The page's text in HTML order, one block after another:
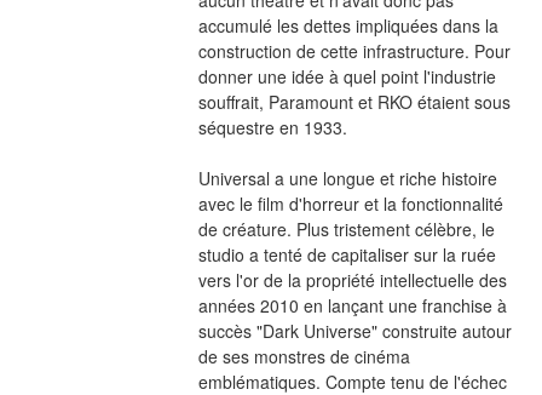
accumulé les dettes impliquées dans la
construction de cette infrastructure. Pour
donner une idée à quel point l'industrie
souffrait, Paramount et RKO étaient sous
séquestre en 1933.
Universal a une longue et riche histoire
avec le film d'horreur et la fonctionnalité
de créature. Plus tristement célèbre, le
studio a tenté de capitaliser sur la ruée
vers l'or de la propriété intellectuelle des
années 2010 en lançant une franchise à
succès "Dark Universe" construite autour
de ses monstres de cinéma
emblématiques. Compte tenu de l'échec